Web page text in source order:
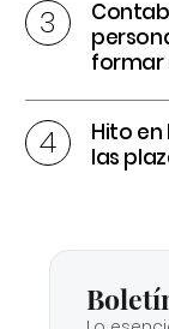
formar
Hito en
las